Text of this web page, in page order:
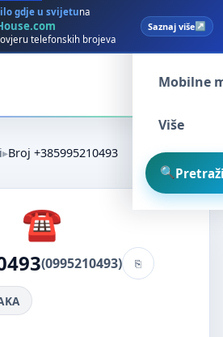
gdje u svijetuna
telefonskih brojeva
Saznaj više
Spam
Mobilne
Više
Broj +385995210493
(0995210493)